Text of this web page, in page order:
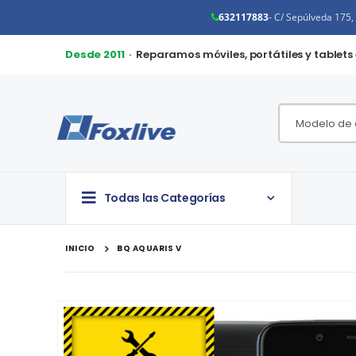
632117883- C/ Sepúlveda
Desde 2011· Reparamos móviles, portátiles y tablets
Todas las Categorías
INICIO BQ AQUARIS V
Saltar
al
final